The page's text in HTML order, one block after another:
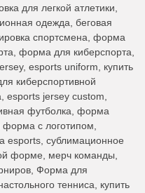
для легкой атлетики,
одежда, беговая
спортсмена, форма
форма для киберспорта,
esports uniform, купить
киберспортивной
esports jersey custom,
футболка, форма
форма с логотипом,
esports, сублимационное
форме, мерч команды,
Форма для
тенниса, купить